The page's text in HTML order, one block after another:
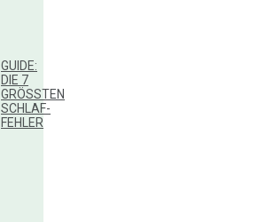
GUIDE:
DIE 7
GRÖSSTEN S
CHLAF-F
EHLER